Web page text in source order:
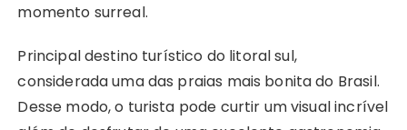
momento surreal.
Principal destino turístico do litoral sul,
considerada uma das praias mais bonita do Brasil.
Desse modo, o turista pode curtir um visual incrível